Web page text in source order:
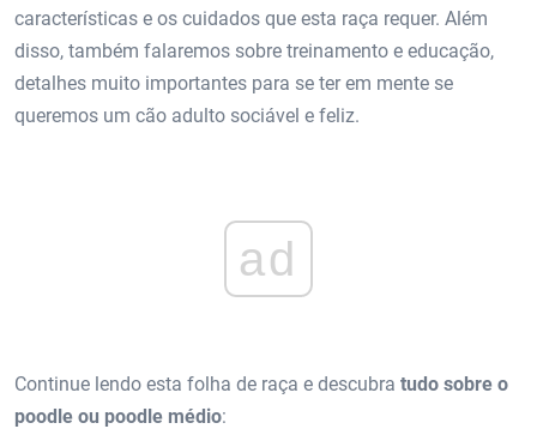
características e os cuidados que esta raça requer. Além
disso, também falaremos sobre treinamento e educação,
detalhes muito importantes para se ter em mente se
queremos um cão adulto sociável e feliz.
ad
Continue lendo esta folha de raça e descubra tudo sobre o
poodle ou poodle médio: